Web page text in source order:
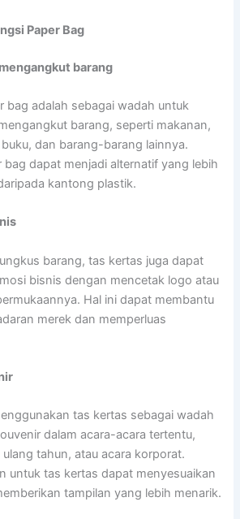
Paper Bag
barang
bag adalah sebagai wadah untuk
barang, seperti makanan,
dan barang-barang lainnya.
bag dapat menjadi alternatif yang lebih
kantong plastik.
barang, tas kertas juga dapat
bisnis dengan mencetak logo atau
Hal ini dapat membantu
merek dan memperluas
tas kertas sebagai wadah
dalam acara-acara tertentu,
tahun, atau acara korporat.
untuk tas kertas dapat menyesuaikan
tampilan yang lebih menarik.